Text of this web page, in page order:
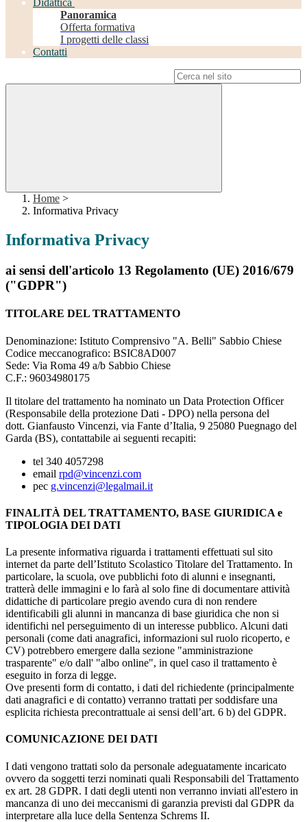
Didattica
Panoramica
Offerta formativa
I progetti delle classi
Contatti
Home >
Informativa Privacy
Informativa Privacy
ai sensi dell'articolo 13 Regolamento (UE) 2016/679
("GDPR")
TITOLARE DEL TRATTAMENTO
Denominazione: Istituto Comprensivo "A. Belli" Sabbio Chiese
Codice meccanografico: BSIC8AD007
Sede: Via Roma 49 a/b Sabbio Chiese
C.F.: 96034980175
Il titolare del trattamento ha nominato un Data Protection Officer
(Responsabile della protezione Dati - DPO) nella persona del
dott. Gianfausto Vincenzi, via Fante d’Italia, 9 25080 Puegnago del
Garda (BS), contattabile ai seguenti recapiti:
tel 340 4057298
email rpd@vincenzi.com
pec g.vincenzi@legalmail.it
FINALITÀ DEL TRATTAMENTO, BASE GIURIDICA e
TIPOLOGIA DEI DATI
La presente informativa riguarda i trattamenti effettuati sul sito
internet da parte dell’Istituto Scolastico Titolare del Trattamento. In
particolare, la scuola, ove pubblichi foto di alunni e insegnanti,
tratterà delle immagini e lo farà al solo fine di documentare attività
didattiche di particolare pregio avendo cura di non rendere
identificabili gli alunni in mancanza di base giuridica che non si
identifichi nel perseguimento di un interesse pubblico. Alcuni dati
personali (come dati anagrafici, informazioni sul ruolo ricoperto, e
CV) potrebbero emergere dalla sezione "amministrazione
trasparente" e/o dall' "albo online", in quel caso il trattamento è
eseguito in forza di legge.
Ove presenti form di contatto, i dati del richiedente (principalmente
dati anagrafici e di contatto) verranno trattati per soddisfare una
esplicita richiesta precontrattuale ai sensi dell’art. 6 b) del GDPR.
COMUNICAZIONE DEI DATI
I dati vengono trattati solo da personale adeguatamente incaricato
ovvero da soggetti terzi nominati quali Responsabili del Trattamento
ex art. 28 GDPR. I dati degli utenti non verranno inviati all'estero in
mancanza di uno dei meccanismi di garanzia previsti dal GDPR da
interpretare alla luce della Sentenza Schrems II.